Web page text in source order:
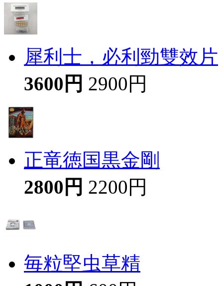
犀利士，必利勁雙效片
3600円 2900円
正竜徳国黒金剛
2800円 2200円
毎粒堅虫草精